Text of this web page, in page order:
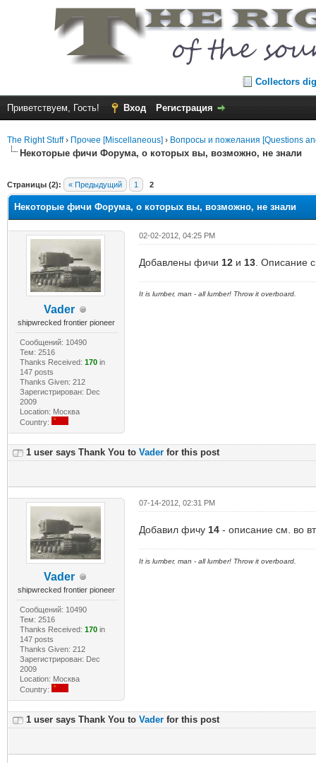
Collectors
Приветствуем, Гость! Вход Регистрация
The Right Stuff› Прочее [Miscellaneous] › Вопросы и пожелания [Questions
Некоторые фичи Форума, о которых вы, возможно, не знали
Страницы (2): « Предыдущий 1 2
Некоторые фичи Форума, о которых вы, возможно, не знали
Vader
shipwrecked frontier pioneer
Сообщений: 10490
Тем: 2516
Thanks Received: 170in
147 posts
Thanks Given: 212
Зарегистрирован: Dec
2009
Location: Москва
Country:
02-02-2012, 04:25 PM
Добавлены фичи 12и 13. Описание
It is lumber, man - all lumber! Throw it overboard.
1 user says Thank You to Vader for this post
Vader
shipwrecked frontier pioneer
Сообщений: 10490
Тем: 2516
Thanks Received: 170in
147 posts
Thanks Given: 212
Зарегистрирован: Dec
2009
Location: Москва
Country:
07-14-2012, 02:31 PM
Добавил фичу 14- описание см. во
It is lumber, man - all lumber! Throw it overboard.
1 user says Thank You to Vader for this post